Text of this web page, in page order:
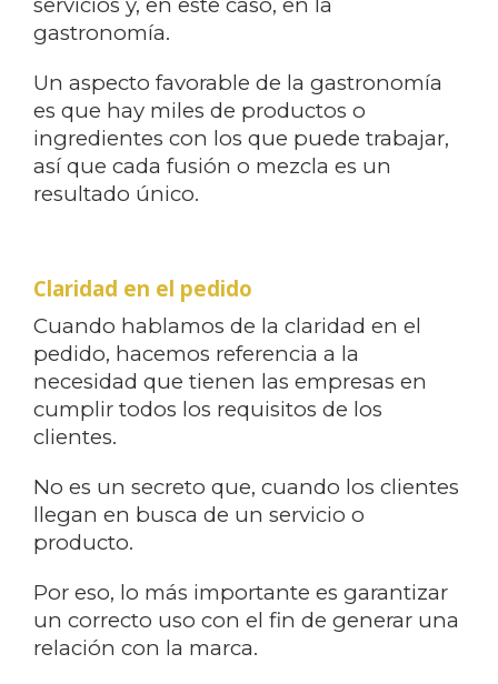
gastronomía.
Un aspecto favorable de la gastronomía
es que hay miles de productos o
ingredientes con los que puede trabajar,
así que cada fusión o mezcla es un
resultado único.
Claridad en el pedido
Cuando hablamos de la claridad en el
pedido, hacemos referencia a la
necesidad que tienen las empresas en
cumplir todos los requisitos de los
clientes.
No es un secreto que, cuando los clientes
llegan en busca de un servicio o
producto.
Por eso, lo más importante es garantizar
un correcto uso con el fin de generar una
relación con la marca.